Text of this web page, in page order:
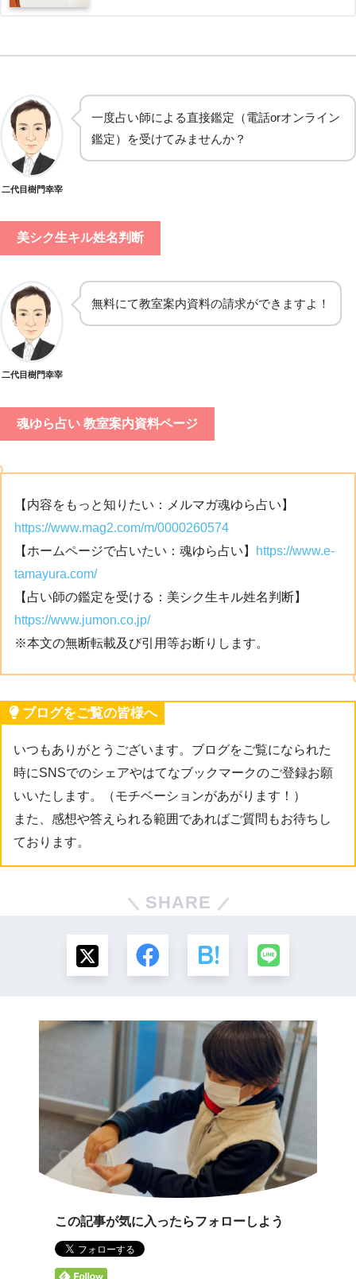
二代目樹門幸宰
一度占い師による直接鑑定（電話orオンライン
鑑定）を受けてみませんか？
美シク生キル姓名判断
二代目樹門幸宰
無料にて教室案内資料の請求ができますよ！
魂ゆら占い 教室案内資料ページ
【内容をもっと知りたい：メルマガ魂ゆら占い】
https://www.mag2.com/m/0000260574
【ホームページで占いたい：魂ゆら占い】
https://www.e-
tamayura.com/
【占い師の鑑定を受ける：美シク生キル姓名判断】
https://www.jumon.co.jp/
※本文の無断転載及び引用等お断りします。
ブログをご覧の皆様へ
いつもありがとうございます。ブログをご覧になられた
時にSNSでのシェアやはてなブックマークのご登録お願
いいたします。（モチベーションがあがります！）
また、感想や答えられる範囲であればご質問もお待ちし
ております。
SHARE
この記事が気に入ったらフォローしよう